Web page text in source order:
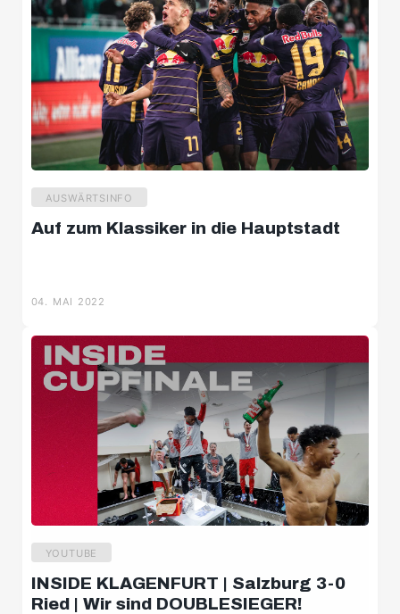
AUSWÄRTSINFO
Auf zum Klassiker in die Hauptstadt
04. MAI 2022
YOUTUBE
INSIDE KLAGENFURT | Salzburg 3-0
Ried | Wir sind DOUBLESIEGER!